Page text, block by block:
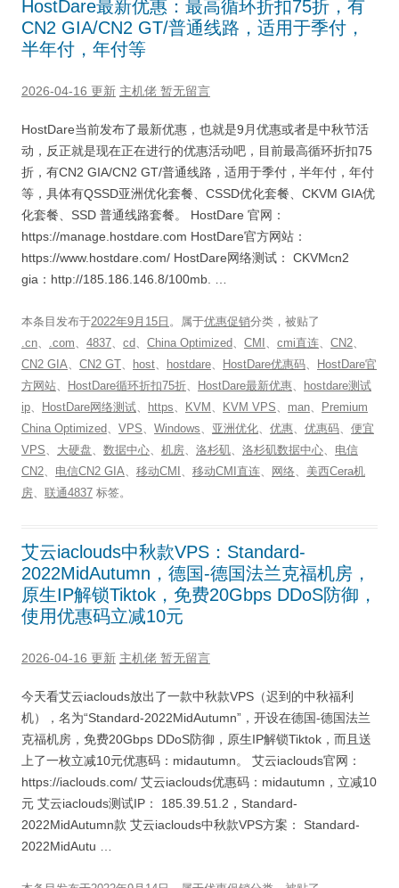
HostDare最新优惠：最高循环折扣75折，有
CN2 GIA/CN2 GT/普通线路，适用于季付，
半年付，年付等
2026-04-16 更新 主机佬 暂无留言
HostDare当前发布了最新优惠，也就是9月优惠或者是中秋节活
动，反正就是现在正在进行的优惠活动吧，目前最高循环折扣75
折，有CN2 GIA/CN2 GT/普通线路，适用于季付，半年付，年付
等，具体有QSSD亚洲优化套餐、CSSD优化套餐、CKVM GIA优
化套餐、SSD 普通线路套餐。 HostDare 官网：
https://manage.hostdare.com HostDare官方网站：
https://www.hostdare.com/ HostDare网络测试： CKVMcn2
gia：http://185.186.146.8/100mb. …
本条目发布于2022年9月15日 。属于优惠促销分类，被贴了
.cn、 .com、 4837、 cd、 China Optimized、 CMI 、 cmi直连、 CN2、
CN2 GIA、 CN2 GT、 host、 hostdare、 HostDare优惠码、
HostDare官
方网站、 HostDare循环折扣75折、 HostDare最新优惠、
hostdare测试
ip、 HostDare网络测试、 https、 KVM 、 KVM VPS、 man、
Premium
China Optimized、 VPS、 Windows、 亚洲优化、 优惠、 优惠码、 便宜
VPS、 大硬盘、 数据中心、 机房、 洛杉矶、 洛杉矶数据中心、 电信
CN2、 电信CN2 GIA、 移动CMI 、 移动CMI直连、 网络、 美西Cera机
房、 联通4837 标签。
艾云iaclouds中秋款VPS：Standard-
2022MidAutumn，德国-德国法兰克福机房，
原生IP解锁Tiktok，免费20Gbps DDoS防御，
使用优惠码立减10元
2026-04-16 更新 主机佬 暂无留言
今天看艾云iaclouds放出了一款中秋款VPS（迟到的中秋福利
机），名为“Standard-2022MidAutumn”，开设在德国-德国法兰
克福机房，免费20Gbps DDoS防御，原生IP解锁Tiktok，而且送
上了一枚立减10元优惠码：midautumn。 艾云iaclouds官网：
https://iaclouds.com/ 艾云iaclouds优惠码：midautumn，立减10
元 艾云iaclouds测试IP： 185.39.51.2，Standard-
2022MidAutumn款 艾云iaclouds中秋款VPS方案： Standard-
2022MidAutu …